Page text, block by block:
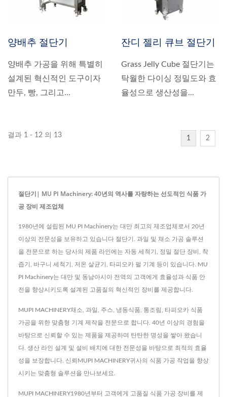
양배추 절단기
양배추 가공을 위해 특별히
설계된 혁신적인 도구이자
만두, 빵, 그리고...
잔디 젤리 큐브 절단기
Grass Jelly Cube 절단기는
탁월한 다이싱 정밀도와 효
율성으로 생산성을...
결과 1 - 12 의 13 1 2
절단기| MU PI Machinery: 40년의 역사를 자랑하는 선도적인 식품 가
공 장비 제조업체
1980년에 설립된 MU PI Machinery는 대만 최고의 제조업체로서 20년
이상의 전문성을 보유하고 있습니다 절단기. 과일 및 채소 가공 솔루션
을 전문으로 하는 당사의 제품 라인에는 자동 세척기, 정밀 절단 장비, 착
즙기, 바구니 세척기, 저온 살균기, 타피오카 펄 기계 등이 있습니다. MU
PI Machinery는 대만 및 동남아시아 전역의 고객에게 효율성과 식품 안
전을 향상시키도록 설계된 고품질의 혁신적인 장비를 제공합니다.
MUPI MACHINERY채소, 과일, 주스, 냉동식품, 통조림, 타피오카 식품
가공을 위한 맞춤형 기계 제작을 전문으로 합니다. 40년 이상의 경험을
바탕으로 신뢰할 수 있는 제품을 제공하며 탄탄한 명성을 쌓아 왔습니
다. 생산 라인 설계 및 설비 배치에 대한 전문성을 바탕으로 최적의 효율
성을 보장합니다. 신뢰MUPI MACHINERY귀사의 식품 가공 작업을 향상
시키는 맞춤형 솔루션을 만나보세요.
MUPI MACHINERY1980년부터 고객에게 고품질 식품 가공 장비를 제